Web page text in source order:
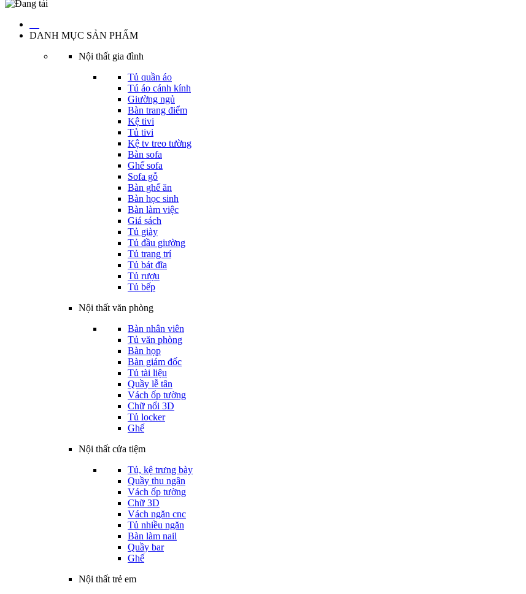
DANH MỤC SẢN PHẨM
Nội thất gia đình
Tủ quần áo
Tú áo cánh kính
Giường ngủ
Bàn trang điểm
Kệ tivi
Tủ tivi
Kệ tv treo tường
Bàn sofa
Ghế sofa
Sofa gỗ
Bàn ghế ăn
Bàn học sinh
Bàn làm việc
Giá sách
Tủ giày
Tủ đầu giường
Tủ trang trí
Tủ bát đĩa
Tủ rượu
Tủ bếp
Nội thất văn phòng
Bàn nhân viên
Tủ văn phòng
Bàn họp
Bàn giám đốc
Tủ tài liệu
Quầy lễ tân
Vách ốp tường
Chữ nổi 3D
Tủ locker
Ghế
Nội thất cửa tiệm
Tủ, kệ trưng bày
Quầy thu ngân
Vách ốp tường
Chữ 3D
Vách ngăn cnc
Tủ nhiều ngăn
Bàn làm nail
Quầy bar
Ghế
Nội thất trẻ em